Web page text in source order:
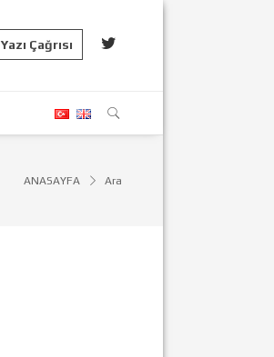
Yazı Çağrısı
ANASAYFA Ara